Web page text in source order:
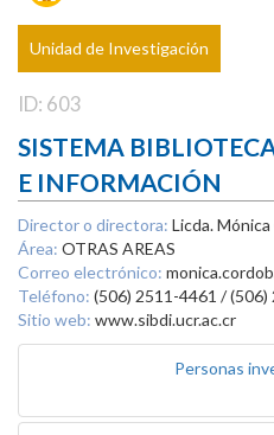
Unidad de Investigación
ID: 603
SISTEMA
E INFORMACIÓN
Director o directora: Licda.
Área: OTRAS AREAS
Correo electrónico:
Teléfono: (506) 2511-4461 /
Sitio web: www.sibdi.ucr.ac.cr
Personas